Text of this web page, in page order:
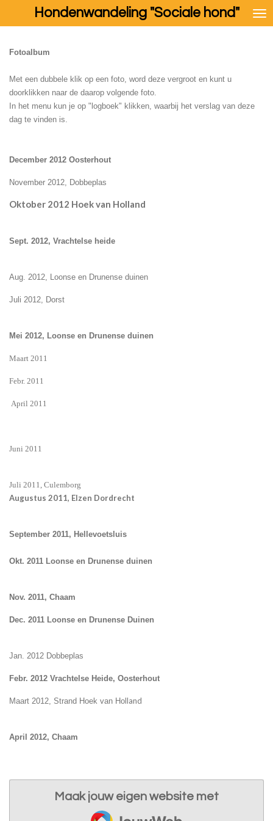
direct
de
Hondenwandeling "Sociale hond"
Fotoalbum
Met een dubbele klik op een foto, word deze vergroot en kunt u
doorklikken naar de daarop volgende foto.
In het menu kun je op "logboek" klikken, waarbij het verslag van deze
dag te vinden is.
December 2012 Oosterhout
November 2012, Dobbeplas
Oktober 2012 Hoek van Holland
Sept. 2012, Vrachtelse heide
Aug. 2012, Loonse en Drunense duinen
Juli 2012, Dorst
Mei 2012, Loonse en Drunense duinen
Maart 2011
Febr. 2011
April 2011
Juni 2011
Juli 2011, Culemborg
Augustus 2011, Elzen Dordrecht
September 2011, Hellevoetsluis
Okt. 2011 Loonse en Drunense duinen
Nov. 2011, Chaam
Dec. 2011 Loonse en Drunense Duinen
Jan. 2012 Dobbeplas
Febr. 2012 Vrachtelse Heide, Oosterhout
Maart 2012, Strand Hoek van Holl and
April 2012, Chaam
Maak jouw eigen website met
JouwWeb